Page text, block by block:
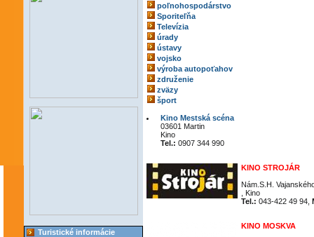
Turistické informácie
poľnohospodárstvo
Sporiteľňa
Televízia
úrady
ústavy
vojsko
výroba autopoťahov
združenie
zväzy
šport
Kino Mestská scéna
03601 Martin
Kino
Tel.: 0907 344 990
KINO STROJÁR
Nám.S.H.
, Kino
Tel.: 043-422 49 94,
KINO MOSKVA